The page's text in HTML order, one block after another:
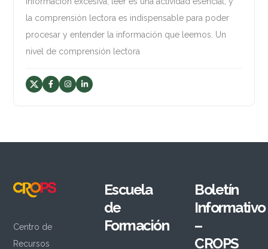
la comprensión lectora es indispensable para poder
procesar y entender la información que leemos. Un
nivel de comprensión lectora
Centro de
Recursos
Escuela
de
Formación
Boletín
Informativo
–
CROPS